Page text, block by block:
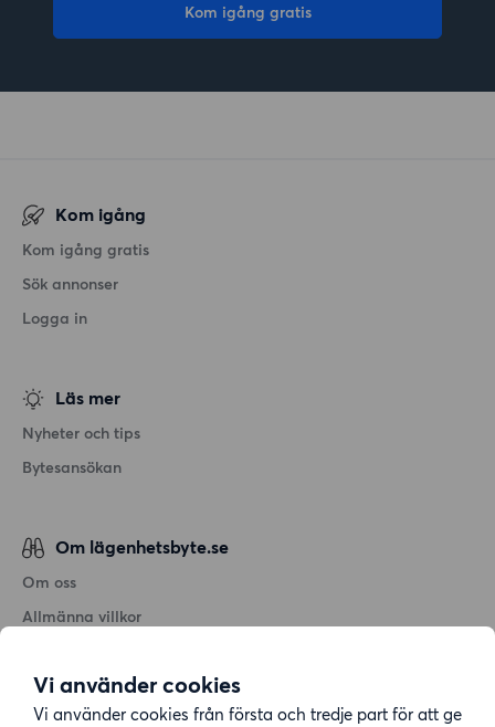
Vi använder cookies
Vi använder cookies från första och tredje part för att ge
Kom igång gratis
Kom igång
Kom igång gratis
Sök annonser
Logga in
Läs mer
Nyheter och tips
Bytesansökan
Om lägenhetsbyte.se
Om oss
Allmänna villkor
Cookiepolicy
Sitemap